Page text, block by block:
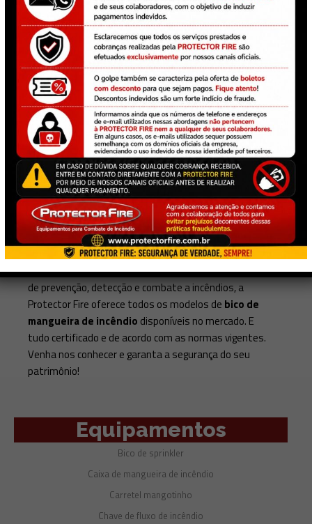
Bico de mangueira de incêndio sólido e neblina
Obico de mangueira de incêndiopermite que a água
seja liberada de uma vez só, com um jato bem forte,
ou dispersado de maneira ampla, com característica de
neblina, de acordo com as características das chamas.
Juntamente com oesguicho para mangueira de
incêndio, obico de mangueira de incêndioé um item
indispensável para garantir a proteção e segurança de
uma edificação residencial ou comercial.
Conheça os tipos de bico de mangueira de incêndio na
Protector Fire
Com um vasto portfólio de equipamentos e soluções
de prevenção, detecção e combate a incêndios, a
Protector Fire oferece todos os modelos de bico de
mangueira de incêndio disponíveis no mercado. E
tudo certificado e de acordo com as normas vigentes.
Venha nos conhecer e garanta a segurança do seu
patrimônio!
Equipamentos
Bico de sprinkler
Caixa de mangueira de incêndio
Carretel mangotinho
Chave de fluxo de incêndio